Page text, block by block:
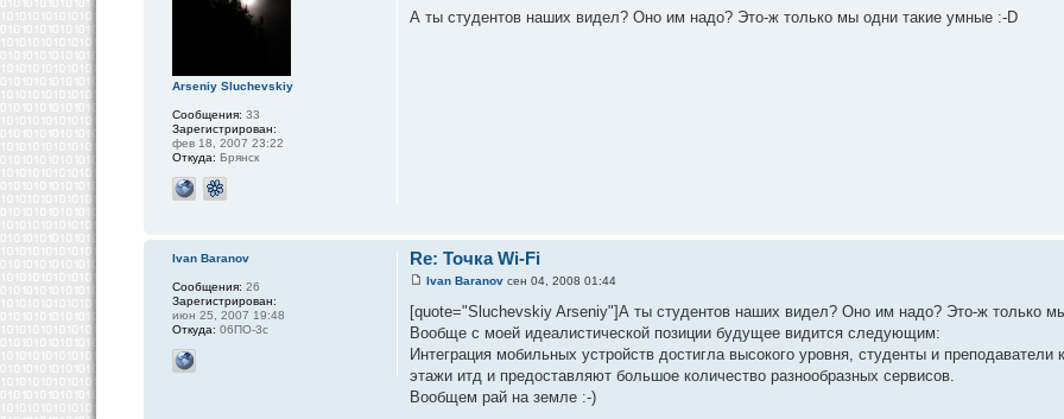
А ты студентов наших видел? Оно им надо? Это-ж только мы одни такие умные :-D
Arseniy Sluchevskiy
Сообщения: 33
Зарегистрирован:
фев 18, 2007 23:22
Откуда: Брянск
Re: Точка Wi-Fi
Ivan Baranov сен 04, 2008 01:44
[quote="Sluchevskiy Arseniy"]А ты студентов наших видел? Оно им надо? Это-ж только
Вообще с моей идеалистической позиции будущее видится следующим:
Интеграция мобильных устройств достигла высокого уровня, студенты и
этажи итд и предоставляют большое количество разнообразных сервисов.
Вообщем рай на земле :-)
Ivan Baranov
Сообщения: 26
Зарегистрирован:
июн 25, 2007 19:48
Откуда: 06ПО-3с